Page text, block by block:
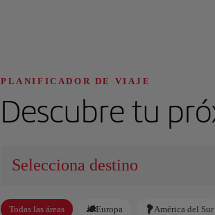
PLANIFICADOR DE VIAJE
Descubre tu
Todas las áreas Europa América del Sur